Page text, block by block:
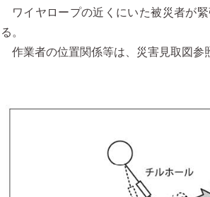
ワイヤロープの近くにいた被災者が
る。
作業者の位置関係等は、災害見取図参